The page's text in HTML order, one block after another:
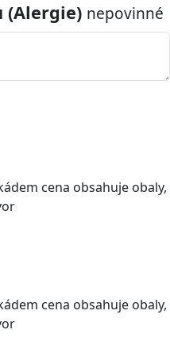
(Alergie) nepovinné
cena obsahuje obaly,
cena obsahuje obaly,